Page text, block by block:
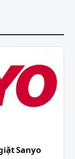
Sanyo